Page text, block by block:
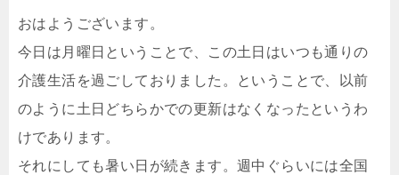
おはようございます。
今日は月曜日ということで、この土日はいつも通りの
介護生活を過ごしておりました。ということで、以前
のように土日どちらかでの更新はなくなったというわ
けであります。
それにしても暑い日が続きます。週中ぐらいには全国